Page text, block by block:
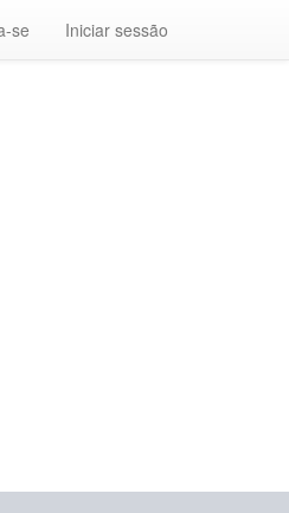
se Iniciar sessão